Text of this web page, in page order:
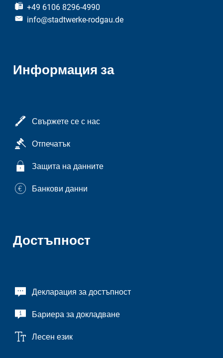
+49 6106 8296-4990
info@stadtwerke-rodgau.de
Информация за
Свържете се с нас
Отпечатък
Защита на данните
Банкови данни
Достъпност
Декларация за достъпност
Бариера за докладване
Лесен език